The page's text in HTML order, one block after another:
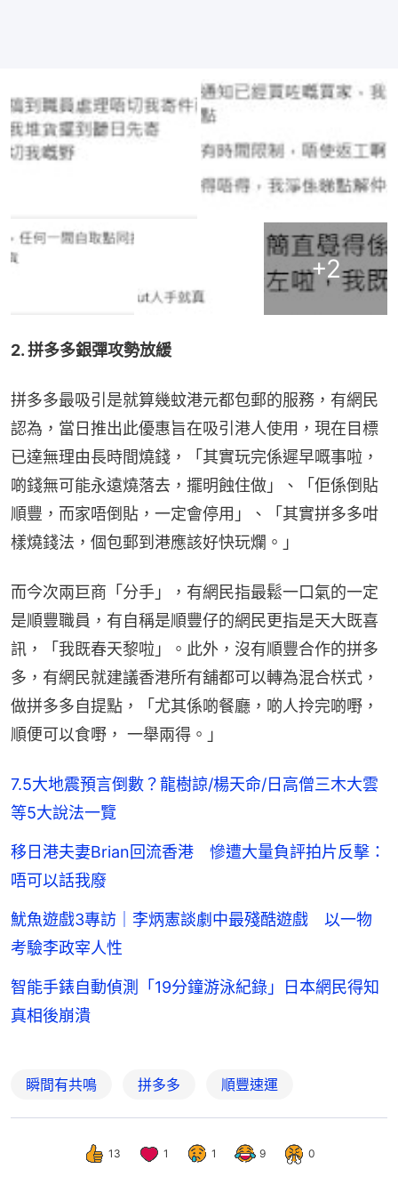
+2
2. 拼多多銀彈攻勢放緩
拼多多最吸引是就算幾蚊港元都包郵的服務，有網民
認為，當日推出此優惠旨在吸引港人使用，現在目標
已達無理由長時間燒錢，「其實玩完係遲早嘅事啦，
啲錢無可能永遠燒落去，擺明蝕住做」、「佢係倒貼
順豐，而家唔倒貼，一定會停用」、「其實拼多多咁
樣燒錢法，個包郵到港應該好快玩爛。」
而今次兩巨商「分手」，有網民指最鬆一口氣的一定
是順豐職員，有自稱是順豐仔的網民更指是天大既喜
訊，「我既春天黎啦」。此外，沒有順豐合作的拼多
多，有網民就建議香港所有舖都可以轉為混合栚式，
做拼多多自提點，「尤其係啲餐廳，啲人拎完啲嘢，
順便可以食嘢， 一舉兩得。」
7.5大地震預言倒數？龍樹諒/楊天命/日高僧三木大雲
等5大說法一覽
移日港夫妻Brian回流香港 慘遭大量負評拍片反擊：
唔可以話我廢
魷魚遊戲3專訪｜李炳憲談劇中最殘酷遊戲 以一物
考驗李政宰人性
智能手錶自動偵測「19分鐘游泳紀錄」日本網民得知
真相後崩潰
瞬間有共鳴 拼多多 順豐速運
13 1 1 9 0